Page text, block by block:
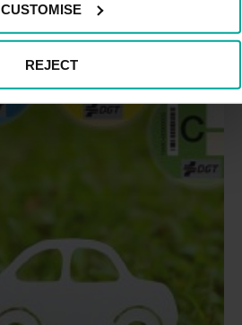
CUSTOMISE
REJECT